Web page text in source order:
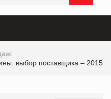
выбор поставщика – 2015